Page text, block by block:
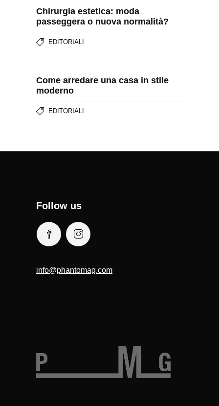
Chirurgia estetica: moda
passeggera o nuova normalità?
EDITORIALI
Come arredare una casa in stile
moderno
EDITORIALI
Follow us
info@phantomag.com